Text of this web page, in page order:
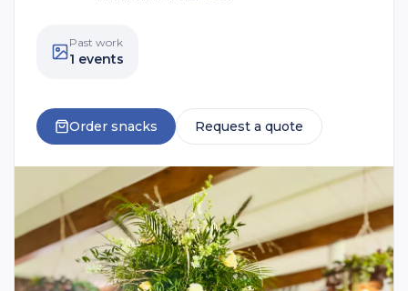
Past work
1 events
Order snacks Request a quote